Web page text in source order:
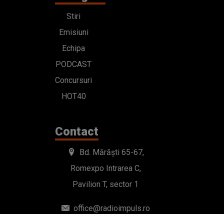
Stiri
Emisiuni
Echipa
PODCAST
Concursuri
HOT40
Contact
Bd. Mărăști 65-67,
Romexpo Intrarea C,
Pavilion T, sector 1
office@radioimpuls.ro